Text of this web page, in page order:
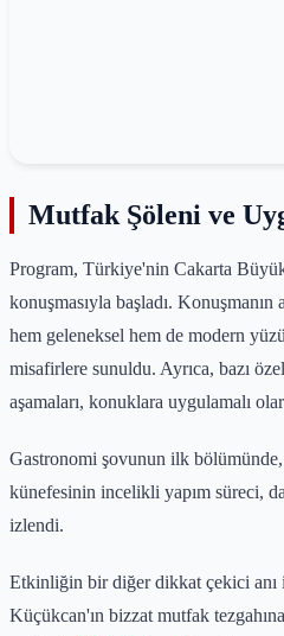
Mutfak Şöleni ve
Program, Türkiye'nin Cakarta
konuşmasıyla başladı. Konuşmanın
hem geleneksel hem de modern
misafirlere sunuldu. Ayrıca, bazı
aşamaları, konuklara uygulamalı
Gastronomi şovunun ilk
künefesinin incelikli yapım süreci,
izlendi.
Etkinliğin bir diğer dikkat çekici
Küçükcan'ın bizzat mutfak